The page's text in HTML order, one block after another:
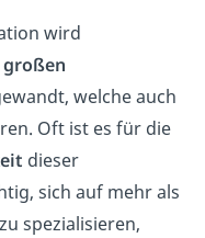
wird
großen
welche auch
Oft ist es für die
dieser
sich auf mehr als
spezialisieren,